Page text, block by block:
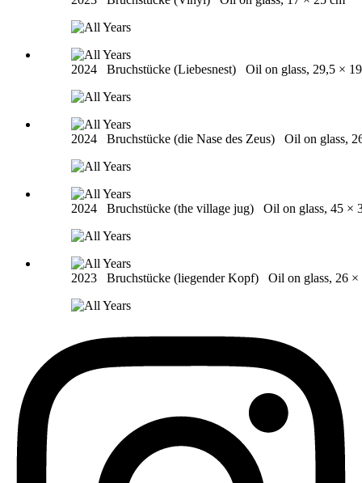
2024 Bruchstücke (Liebesnest) Oil on glass, 29,5 ×
2024 Bruchstücke (die Nase des Zeus) Oil on glass,
2024 Bruchstücke (the village jug) Oil on glass, 45 ×
2023 Bruchstücke (liegender Kopf) Oil on glass, 26 ×